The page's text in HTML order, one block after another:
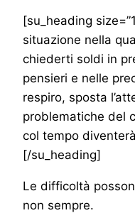
[su_heading
situazione nella
chiederti soldi in
pensieri e nelle
respiro, sposta
problematiche del
col tempo
[/su_heading]
Le difficoltà
non sempre.